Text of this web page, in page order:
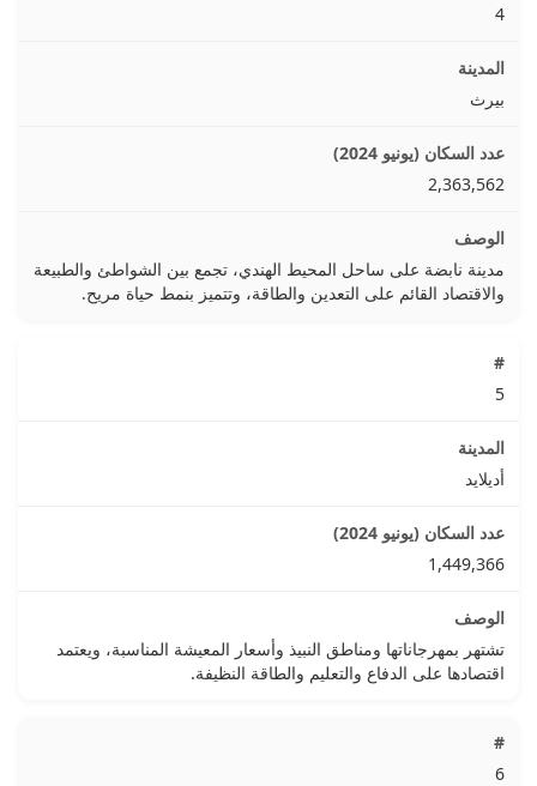
4
بيرث
2,363,562
مدينة نابضة على ساحل المحيط الهندي، تجمع بين الشواطئ والطبيعة
والاقتصاد القائم على التعدين والطاقة، وتتميز بنمط حياة مريح.
5
أديلايد
1,449,366
تشتهر بمهرجاناتها ومناطق النبيذ وأسعار المعيشة المناسبة، ويعتمد
اقتصادها على الدفاع والتعليم والطاقة النظيفة.
6